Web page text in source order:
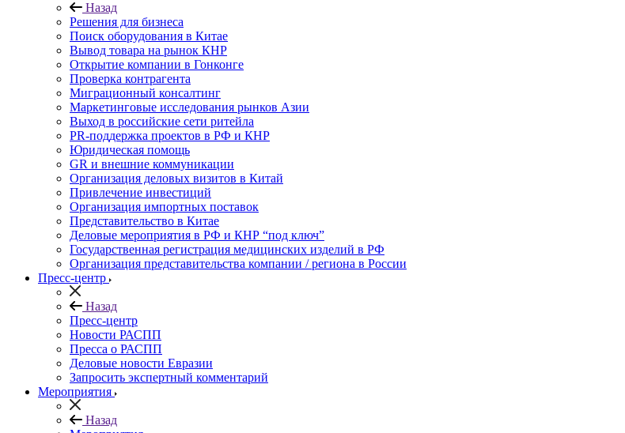
Назад
Решения для бизнеса
Поиск оборудования в Китае
Вывод товара на рынок КНР
Открытие компании в Гонконге
Проверка контрагента
Миграционный консалтинг
Маркетинговые исследования рынков Азии
Выход в российские сети ритейла
PR-поддержка проектов в РФ и КНР
Юридическая помощь
GR и внешние коммуникации
Организация деловых визитов в Китай
Привлечение инвестиций
Организация импортных поставок
Представительство в Китае
Деловые мероприятия в РФ и КНР “под ключ”
Государственная регистрация медицинских изделий в РФ
Организация представительства компании / региона в России
Пресс-центр
Назад
Пресс-центр
Новости РАСПП
Пресса о РАСПП
Деловые новости Евразии
Запросить экспертный комментарий
Мероприятия
Назад